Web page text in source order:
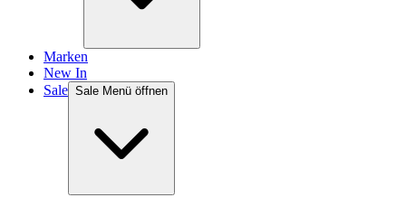
Marken
New In
Sale Sale Menü öffnen